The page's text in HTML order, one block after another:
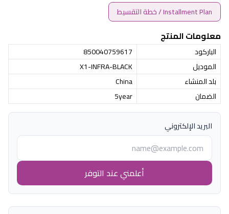
Installment Plan / خطة التقسيط
معلومات المنتج
الباركود
850040759617
الموديل
X1-INFRA-BLACK
بلد المنشاء
China
الضمان
5year
البريد الإلكتروني
أعلمني عند التوفر